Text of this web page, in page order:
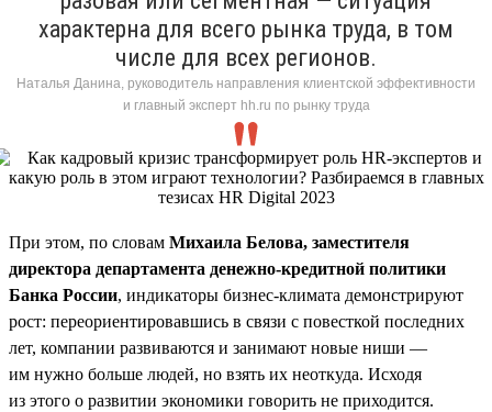
характерна для всего рынка труда, в том
числе для всех регионов.
Наталья Данина, руководитель направления клиентской эффективности
и главный эксперт hh.ru по рынку труда
При этом, по словам Михаила Белова, заместителя
директора департамента денежно-кредитной политики
Банка России, индикаторы бизнес-климата демонстрируют
рост: переориентировавшись в связи с повесткой последних
лет, компании развиваются и занимают новые ниши —
им нужно больше людей, но взять их неоткуда. Исходя
из этого о развитии экономики говорить не приходится.